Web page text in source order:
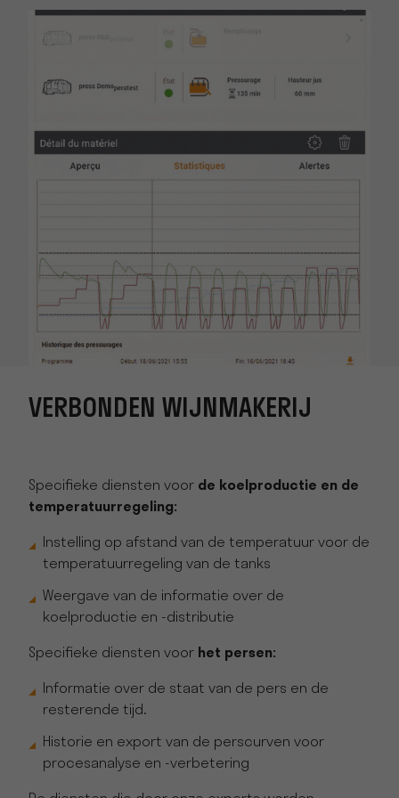
VERBONDEN WIJNMAKERIJ
Specifieke diensten voor de koelproductie en de
temperatuurregeling:
Instelling op afstand van de temperatuur voor de
temperatuurregeling van de tanks
Weergave van de informatie over de
koelproductie en -distributie
Specifieke diensten voor het persen:
Informatie over de staat van de pers en de
resterende tijd.
Historie en export van de perscurven voor
procesanalyse en -verbetering